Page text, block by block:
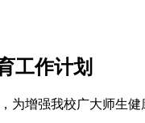
工作计划
为增强我校广大师生